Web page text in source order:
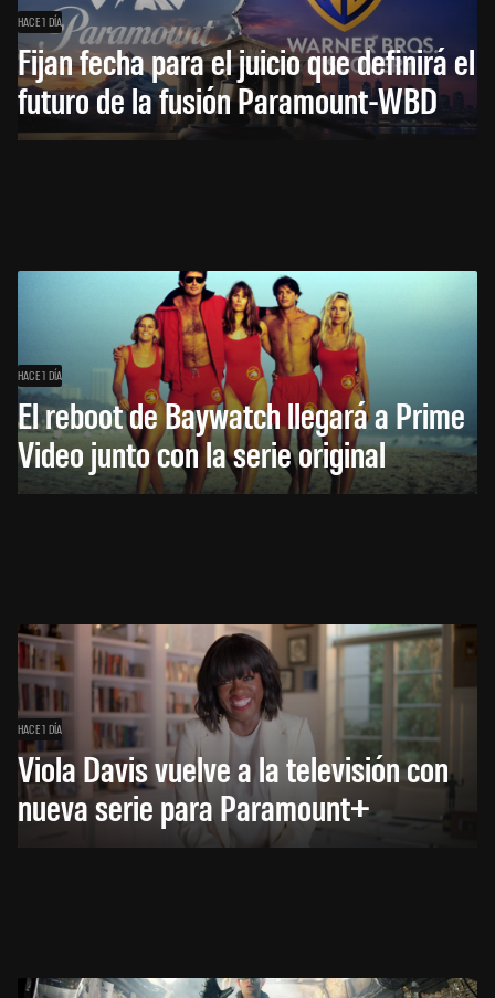
HACE 1 DÍA
Fijan fecha para el juicio que definirá el
futuro de la fusión Paramount-WBD
HACE 1 DÍA
El reboot de Baywatch llegará a Prime
Video junto con la serie original
HACE 1 DÍA
Viola Davis vuelve a la televisión con
nueva serie para Paramount+